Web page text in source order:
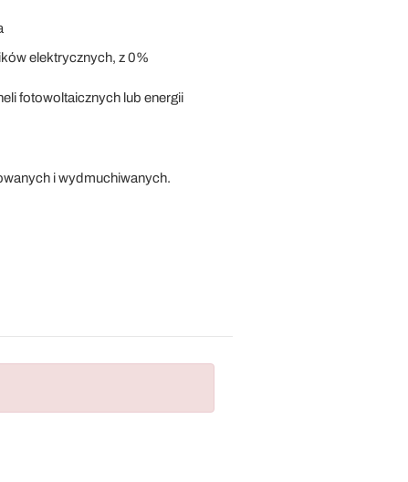
elektrycznych, z 0%
fotowoltaicznych lub energii
i wydmuchiwanych.